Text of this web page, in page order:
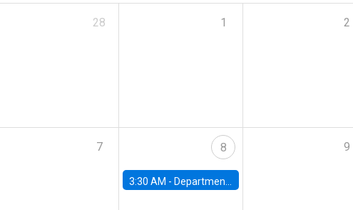
28 1 2
7 8
3:30 AM - Department Seminar: James Robinson
9